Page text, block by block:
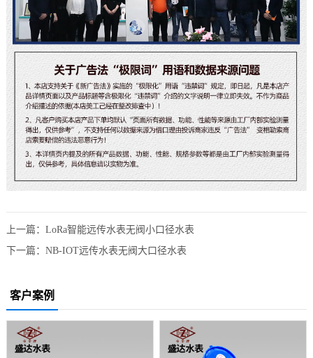
上一篇： LoRa智能远传水表无阀小口径水表
下一篇： NB-IOT远传水表无阀大口径水表
客户案例